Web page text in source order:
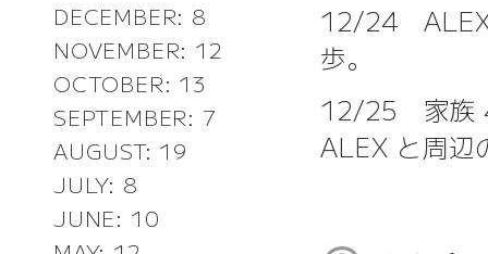
DECEMBER: 8
NOVEMBER: 12
OCTOBER: 13
SEPTEMBER: 7
AUGUST: 19
JULY: 8
JUNE: 10
12/24 ALEX
歩。
12/25 家族 4
ALEX と周辺